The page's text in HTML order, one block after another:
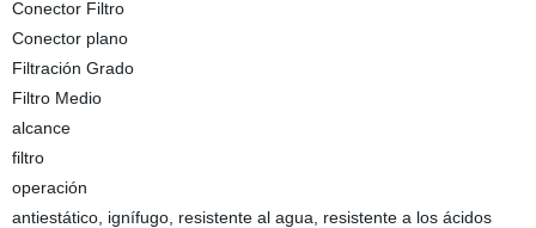
Conector Filtro
Conector plano
Filtración Grado
Filtro Medio
alcance
filtro
operación
antiestático, ignífugo, resistente al agua, resistente a los ácidos